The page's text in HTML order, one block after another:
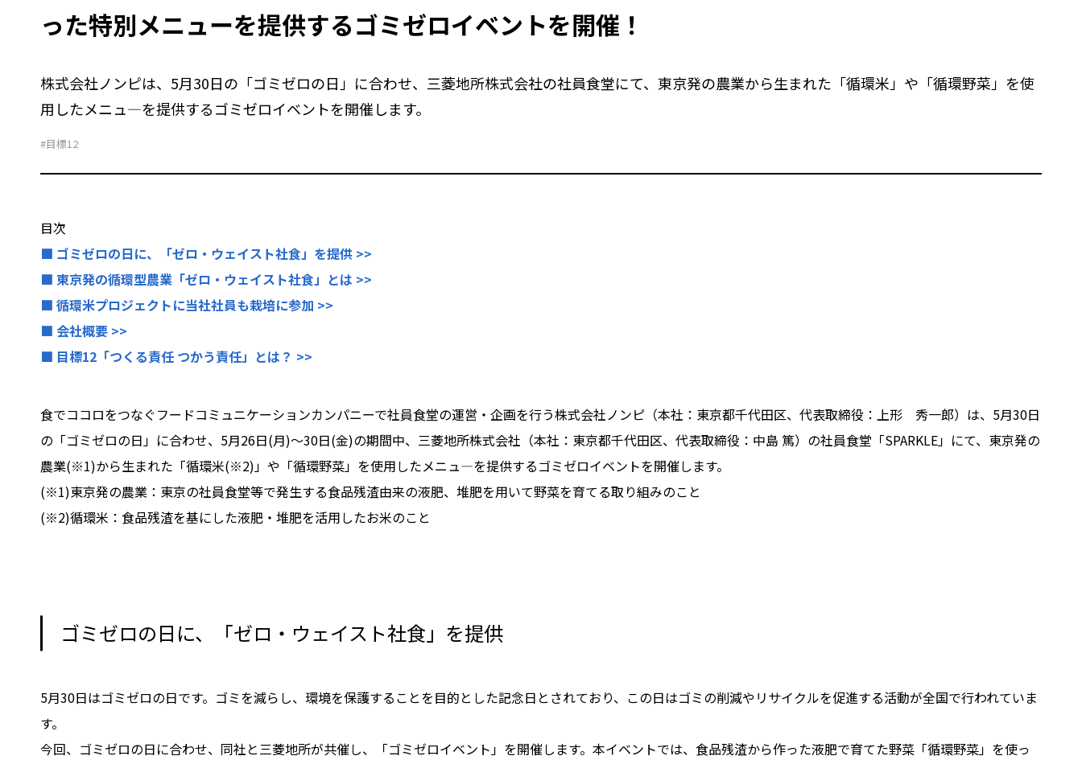
った特別メニューを提供するゴミゼロイベントを開催！
株式会社ノンピは、5月30日の「ゴミゼロの日」に合わせ、三菱地所株式会社の社員食堂にて、東京発の農業から生まれた「循環米」や「循環野菜」を使
用したメニュ―を提供するゴミゼロイベントを開催します。
#目標12
目次
■ ゴミゼロの日に、「ゼロ・ウェイスト社食」を提供 >>
■ 東京発の循環型農業「ゼロ・ウェイスト社食」とは >>
■ 循環米プロジェクトに当社社員も栽培に参加 >>
■ 会社概要 >>
■ 目標12「つくる責任 つかう責任」とは？ >>
食でココロをつなぐフードコミュニケーションカンパニーで社員食堂の運営・企画を行う株式会社ノンピ（本社：東京都千代田区、代表取締役：上形 秀一郎）は、5月30日
の「ゴミゼロの日」に合わせ、5月26日(月)～30日(金)の期間中、三菱地所株式会社（本社：東京都千代田区、代表取締役：中島 篤）の社員食堂「SPARKLE」にて、東京発の
農業(※1)から生まれた「循環米(※2)」や「循環野菜」を使用したメニュ―を提供するゴミゼロイベントを開催します。
(※1)東京発の農業：東京の社員食堂等で発生する食品残渣由来の液肥、堆肥を用いて野菜を育てる取り組みのこと
(※2)循環米：食品残渣を基にした液肥・堆肥を活用したお米のこと
ゴミゼロの日に、「ゼロ・ウェイスト社食」を提供
5月30日はゴミゼロの日です。ゴミを減らし、環境を保護することを目的とした記念日とされており、この日はゴミの削減やリサイクルを促進する活動が全国で行われていま
す。
今回、ゴミゼロの日に合わせ、同社と三菱地所が共催し、「ゴミゼロイベント」を開催します。本イベントでは、食品残渣から作った液肥で育てた野菜「循環野菜」を使っ